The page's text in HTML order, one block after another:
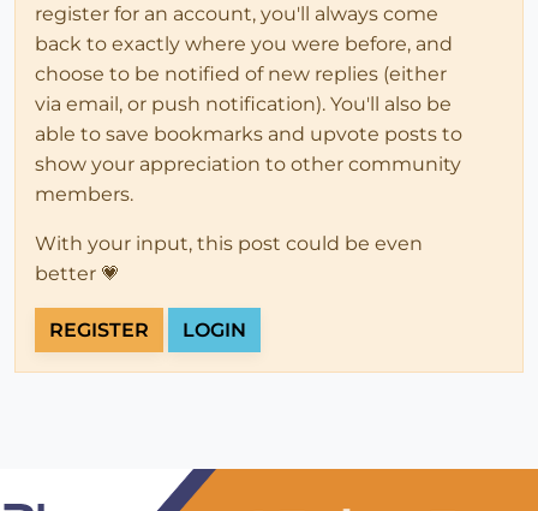
register for an account, you'll always come
back to exactly where you were before, and
choose to be notified of new replies (either
via email, or push notification). You'll also be
able to save bookmarks and upvote posts to
show your appreciation to other community
members.
With your input, this post could be even
better 💗
REGISTER LOGIN